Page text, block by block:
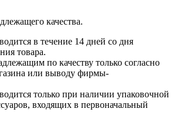
качества.
в течение 14 дней со дня
товара.
по качеству только согласно
или выводу фирмы-
только при наличии упаковочной
входящих в первоначальный